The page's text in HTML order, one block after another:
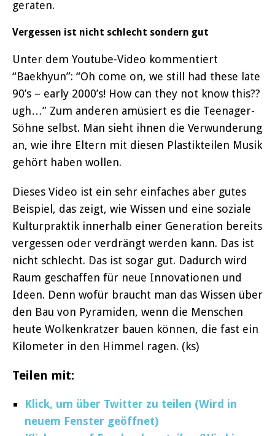
geraten.
Vergessen ist nicht schlecht sondern gut
Unter dem Youtube-Video kommentiert
“Baekhyun”: “Oh come on, we still had these late
90’s – early 2000’s! How can they not know this??
ugh…” Zum anderen amüsiert es die Teenager-
Söhne selbst. Man sieht ihnen die Verwunderung
an, wie ihre Eltern mit diesen Plastikteilen Musik
gehört haben wollen.
Dieses Video ist ein sehr einfaches aber gutes
Beispiel, das zeigt, wie Wissen und eine soziale
Kulturpraktik innerhalb einer Generation bereits
vergessen oder verdrängt werden kann. Das ist
nicht schlecht. Das ist sogar gut. Dadurch wird
Raum geschaffen für neue Innovationen und
Ideen. Denn wofür braucht man das Wissen über
den Bau von Pyramiden, wenn die Menschen
heute Wolkenkratzer bauen können, die fast ein
Kilometer in den Himmel ragen. (ks)
Teilen mit:
Klick, um über Twitter zu teilen (Wird in
neuem Fenster geöffnet)